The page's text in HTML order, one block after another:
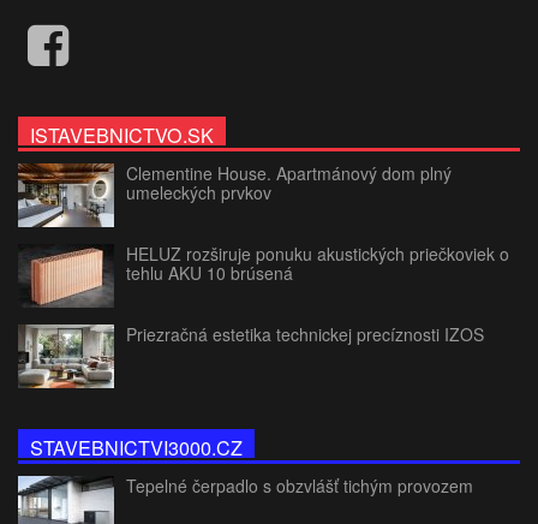
ISTAVEBNICTVO.SK
Clementine House. Apartmánový dom plný
umeleckých prvkov
HELUZ rozširuje ponuku akustických priečkoviek o
tehlu AKU 10 brúsená
Priezračná estetika technickej precíznosti IZOS
STAVEBNICTVI3000.CZ
Tepelné čerpadlo s obzvlášť tichým provozem